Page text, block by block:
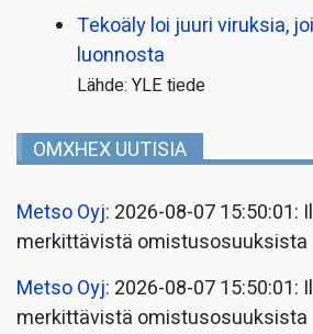
Tekoäly loi juuri viruksia,
luonnosta
Lähde: YLE tiede
OMXHEX UUTISIA
Metso Oyj: 2026-08-07 15:50:01:
merkittävistä omistusosuuksista
Metso Oyj: 2026-08-07 15:50:01:
merkittävistä omistusosuuksista